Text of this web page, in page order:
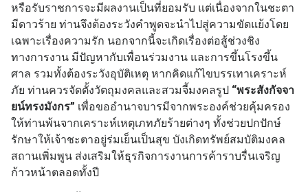
หรือรับราชการจะมีผลงานเป็นที่ยอมรับ แต่เนื่องจากในชะตา
มีดาวร้าย ท่านจึงต้องระวังคำพูดจะนำไปสู่ความขัดแย้งโดย
เฉพาะเรื่องความรัก นอกจากนี้จะเกิดเรื่องต่อสู้ช่วงชิง
ทางการงาน มีปัญหากับเพื่อนร่วมงาน และการขึ้นโรงขึ้น
ศาล รวมทั้งต้องระวังอุบัติเหตุ หากคิดแก้ไขบรรเทาเคราะห์
ภัย ท่านควรจัดตั้งวัตถุมงคลและสวมจี้มงคลรูป “พระสังกัจจา
ยน์ทรงมังกร” เพื่อขออำนาจบารมีจากพระองค์ช่วยคุ้มครอง
ให้ท่านพ้นจากเคราะห์เหตุเภทภัยร้ายต่างๆ ทั้งช่วยปกปักษ์
รักษาให้เจ้าชะตาอยู่ร่มเย็นเป็นสุข บังเกิดทรัพย์สมบัติมงคล
สถานเพิ่มพูน ส่งเสริมให้ธุรกิจการงานการค้าราบรื่นเจริญ
ก้าวหน้าตลอดทั้งปี